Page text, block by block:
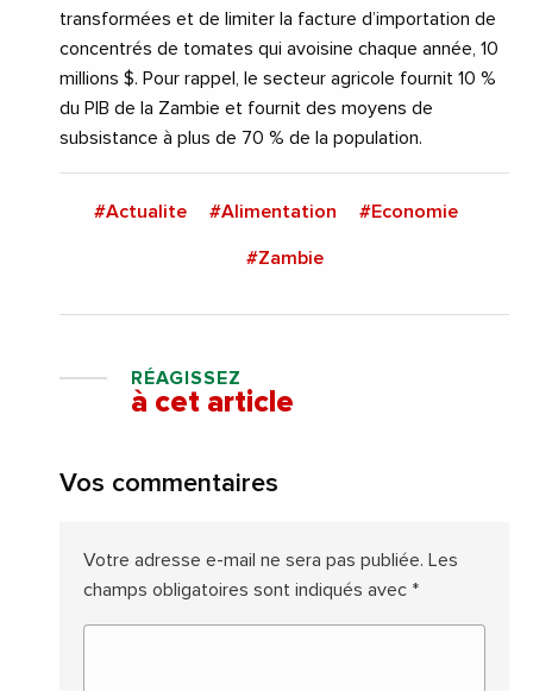
transformées et de limiter la facture d’importation de
concentrés de tomates qui avoisine chaque année, 10
millions $. Pour rappel, le secteur agricole fournit 10 %
du PIB de la Zambie et fournit des moyens de
subsistance à plus de 70 % de la population.
#Actualite #Alimentation #Economie
#Zambie
RÉAGISSEZ
à cet article
Vos commentaires
Votre adresse e-mail ne sera pas publiée. Les
champs obligatoires sont indiqués avec *